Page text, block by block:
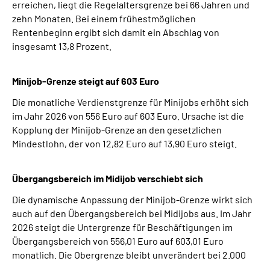
erreichen, liegt die Regelaltersgrenze bei 66 Jahren und
zehn Monaten. Bei einem frühestmöglichen
Rentenbeginn ergibt sich damit ein Abschlag von
insgesamt 13,8 Prozent.
Minijob-Grenze steigt auf 603 Euro
Die monatliche Verdienstgrenze für Minijobs erhöht sich
im Jahr 2026 von 556 Euro auf 603 Euro. Ursache ist die
Kopplung der Minijob-Grenze an den gesetzlichen
Mindestlohn, der von 12,82 Euro auf 13,90 Euro steigt.
Übergangsbereich im Midijob verschiebt sich
Die dynamische Anpassung der Minijob-Grenze wirkt sich
auch auf den Übergangsbereich bei Midijobs aus. Im Jahr
2026 steigt die Untergrenze für Beschäftigungen im
Übergangsbereich von 556,01 Euro auf 603,01 Euro
monatlich. Die Obergrenze bleibt unverändert bei 2.000